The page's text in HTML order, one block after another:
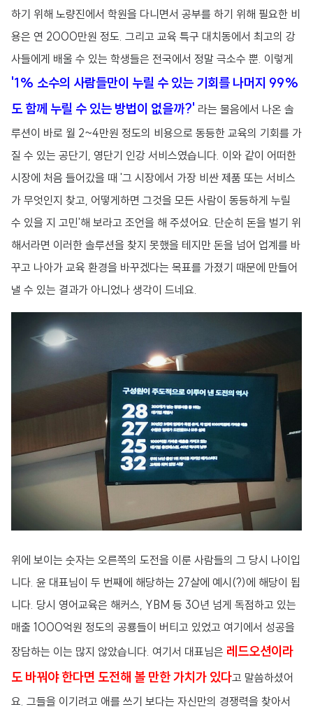
하기 위해 노량진에서 학원을 다니면서 공부를 하기 위해 필요한 비
용은 연 2000만원 정도. 그리고 교육 특구 대치동에서 최고의 강
사들에게 배울 수 있는 학생들은 전국에서 정말 극소수 뿐. 이렇게
'1% 소수의 사람들만이 누릴 수 있는 기회를 나머지 99%
도 함께 누릴 수 있는 방법이 없을까?' 라는 물음에서 나온 솔
루션이 바로 월 2~4만원 정도의 비용으로 동등한 교육의 기회를 가
질 수 있는 공단기, 영단기 인강 서비스였습니다. 이와 같이 어떠한
시장에 처음 들어갔을 때 '그 시장에서 가장 비싼 제품 또는 서비스
가 무엇인지 찾고, 어떻게하면 그것을 모든 사람이 동등하게 누릴
수 있을 지 고민'해 보라고 조언을 해 주셨어요. 단순히 돈을 벌기 위
해서라면 이러한 솔루션을 찾지 못했을 테지만 돈을 넘어 업계를 바
꾸고 나아가 교육 환경을 바꾸겠다는 목표를 가졌기 때문에 만들어
낼 수 있는 결과가 아니었나 생각이 드네요.
위에 보이는 숫자는 오른쪽의 도전을 이룬 사람들의 그 당시 나이입
니다. 윤 대표님이 두 번째에 해당하는 27살에 예시(?)에 해당이 됩
니다. 당시 영어교육은 해커스, YBM 등 30년 넘게 독점하고 있는
매출 1000억원 정도의 공룡들이 버티고 있었고 여기에서 성공을
장담하는 이는 많지 않았습니다. 여기서 대표님은 레드오션이라
도 바꿔야 한다면 도전해 볼 만한 가치가 있다고 말씀하셨어
요. 그들을 이기려고 애를 쓰기 보다는 자신만의 경쟁력을 찾아서